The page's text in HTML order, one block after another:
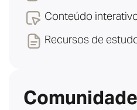
Conteúdo
Recursos de